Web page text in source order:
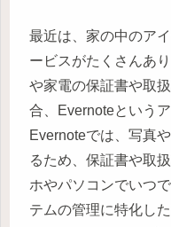
最近は、家の中のア
ービスがたくさんあ
や家電の保証書や取
合、Evernoteという
Evernoteでは、写真
るため、保証書や取
ホやパソコンでいつ
テムの管理に特化し